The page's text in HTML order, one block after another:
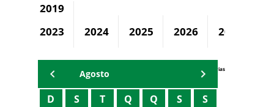
2019
2023
2024 2025 2026 2027
Agenda Secretárias
Agosto
D S T Q Q S S